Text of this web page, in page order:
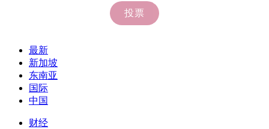
最新
新加坡
东南亚
国际
中国
财经